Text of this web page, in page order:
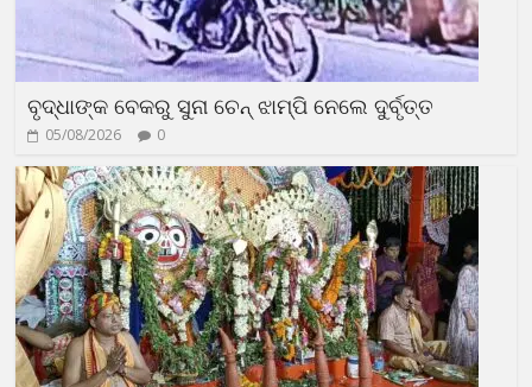
ବୃଦ୍ଧାଙ୍କ ବେକରୁ ସୁନା ଚେନ୍ ଝାମ୍ପି ନେଲେ ଦୁର୍ବୃତ୍ତ
05/08/2026 0